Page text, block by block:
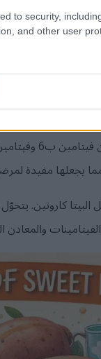
to security,
and other user
تحتوي
يجعلها مفيدة
كاروتين.